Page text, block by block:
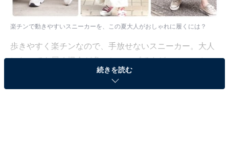
楽チンで動きやすいスニーカーを、この夏大人がおしゃれに履くには？
歩きやすく楽チンなので、手放せないスニーカー。大人
になっても履く機会が多いシューズですが、スニーカー
は基本的にペタンコなので、コーデのバランスや洋服の
選び方に気を配らないと、途端に子供っぽく見えたり、
続きを読む